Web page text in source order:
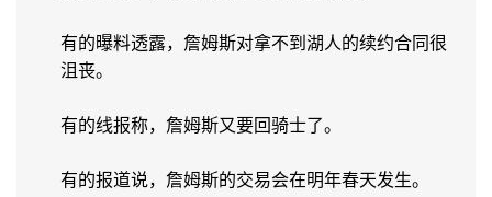
有的曝料透露，詹姆斯对拿不到湖人的续约合同很
沮丧。
有的线报称，詹姆斯又要回骑士了。
有的报道说，詹姆斯的交易会在明年春天发生。